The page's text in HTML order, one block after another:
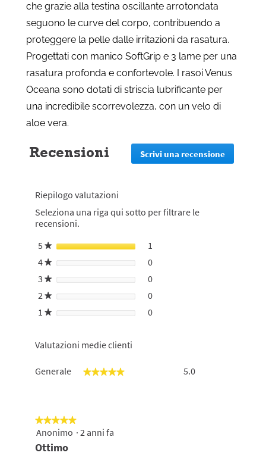
che grazie alla testina oscillante arrotondata
seguono le curve del corpo, contribuendo a
proteggere la pelle dalle irritazioni da rasatura.
Progettati con manico SoftGrip e 3 lame per una
rasatura profonda e confortevole. I rasoi Venus
Oceana sono dotati di striscia lubrificante per
una incredibile scorrevolezza, con un velo di
aloe vera.
Recensioni Scrivi una recensione
Questa
Riepilogo valutazioni
Seleziona una riga qui sotto per filtrare le
recensioni.
5★ stelle 1
4★ stelle 0
3★ stelle 0
2★ stelle 0
1★ stelle 0
Valutazioni medie clienti
Generale ★★★★★
★★★★★ 5.0
★★★★★
★★★★★
5
5
Anonimo · 2 anni fa
Ottimo